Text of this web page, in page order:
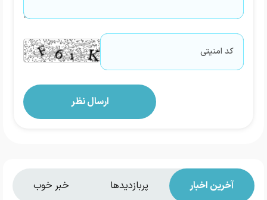
آخرین اخبار پربازدیدها خبر خوب